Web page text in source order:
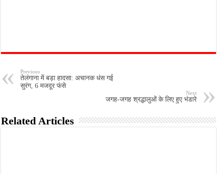
Previous
तेलंगाना में बड़ा हादसा: अचानक धंस गई
सुरंग, 6 मजदूर फंसे
Next
जगह-जगह श्रद्धालुओं के लिए हुए भंडारे
Related Articles